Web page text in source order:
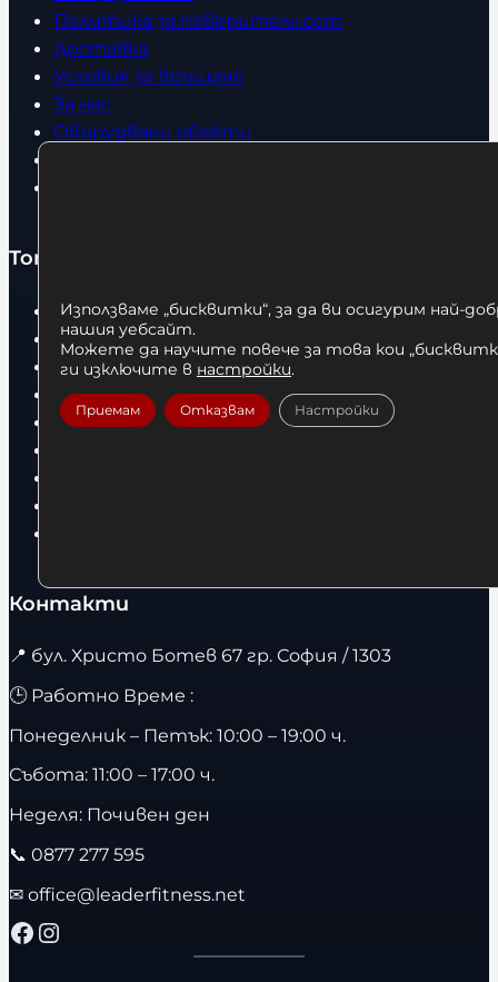
Политика за поверителност
Доставка
Условия за връщане
За нас
Оборудвани обекти
Топ категории
Бокс
Боксови чували
Боксови ръкавици
Дрехи
Детски дрехи
Контакти
📍 бул. Христо Ботев 67 гр. София / 1303
🕒 Работно Време :
Понеделник – Петък: 10:00 – 19:00 ч.
Събота: 11:00 – 17:00 ч.
Неделя: Почивен ден
📞 0877 277 595
✉ office@leaderfitness.net
Facebook Instagram
Използваме „бисквитки“, за да ви осигурим най-
нашия уебсайт.
Можете да научите повече за това кои
ги изключите в настройки.
Приемам Отказвам Настройки